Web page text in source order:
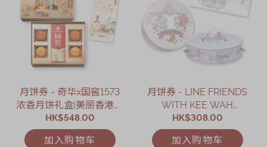
月饼券 - 奇华x国窖1573
浓香月饼礼盒(美丽香港．
限定版)礼券
HK$548.00
加入购物车
月饼券 - LINE FRIENDS
WITH KEE WAH
BAKERY什锦奶皇月饼旋
转音乐礼盒礼券
HK$308.00
加入购物车